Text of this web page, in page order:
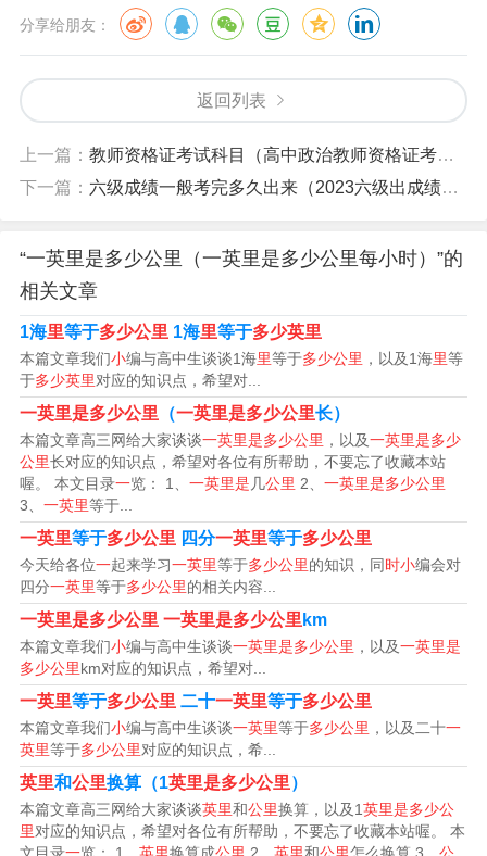
一英里等于多少公里
1、英里(mi) = 60934千米(公里)；即1千米(km) = 0.62137
英里(mi)。以英国和美国为主的少数欧美国家使用英制单
位，因此他们使用的长度单位也就与众不同，主要有英
里、码、英尺、英寸。
化的单位制。现在从官方而言，它只应用于美国、利比里
亚和缅甸。而其他国家或地区则使用国际单位制，即公
里。
3、英里=1 60344米 1公里=2里=1000米 故：1英里=60934
4公里 满意请采纳。
海运航速中的每小时多少节等于每小时多少公
里?一英里约合多少公里?
1、现在国际上通用的是1节＝1海里／小时，1海里＝852
公里。
2、秒。1英里=160344米 1节=1海里/小时 关于海里各国的
标准不一。
3、英里 =60931公里，1英里每小时约等于6公里每小时。
4、节是航海的速度单位，一节就是1海里/小时，而1海里
是852公里.早在16世纪，海上航行已相当发达，但当时一
无时钟，二无航程记录仪，所以难以确切判定船的航行速
分享给朋友：
返回列表
上一篇： 教师资格证考试科目（高中政治教师资格证考试科目）
下一篇： 六级成绩一般考完多久出来（2023六级出成绩时间）
“一英里是多少公里（一英里是多少公里每小时）”的
相关文章
1海里等于多少公里 1海里等于多少英里
本篇文章我们小编与高中生谈谈1海里等于多少公里 ，以及1海里等
于多少英里对应的知识点，希望对...
一英里是多少公里 （一英里是多少公里长）
本篇文章高三网给大家谈谈一英里是多少公里 ，以及一英里是多少
公里长对应的知识点，希望对各位有所帮助，不要忘了收藏本站
喔。 本文目录一览： 1、 一英里是 几公里 2、 一英里是多少公里
3、 一英里等于...
一英里等于多少公里 四分一英里等于多少公里
今天给各位一起来学习一英里等于多少公里的知识，同时小编会对
四分一英里等于多少公里的相关内容...
一英里是多少公里 一英里是多少公里 km
本篇文章我们小编与高中生谈谈一英里是多少公里 ，以及一英里是
多少公里km对应的知识点，希望对...
一英里等于多少公里 二十一英里等于多少公里
本篇文章我们小编与高中生谈谈一英里等于多少公里 ，以及二十一
英里等于多少公里对应的知识点，希...
英里和公里换算（1英里是多少公里）
本篇文章高三网给大家谈谈英里和公里换算，以及1英里是多少公
里对应的知识点，希望对各位有所帮助，不要忘了收藏本站喔。 本